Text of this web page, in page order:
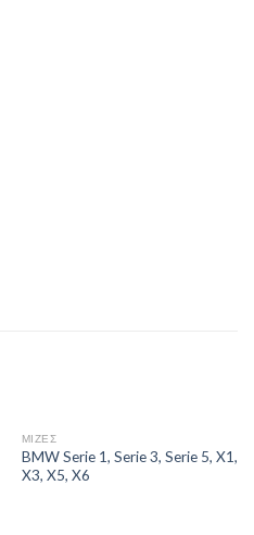
ΜΙΖΕΣ
BMW Serie 1, Serie 3, Serie 5, X1,
X3, X5, X6